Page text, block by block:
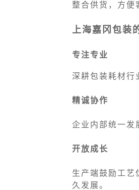
整合供货，方便
上海嘉冈包装
专注专业
深耕包装耗材行
精诚协作
企业内部统一发
开放成长
生产端鼓励工艺
久发展。